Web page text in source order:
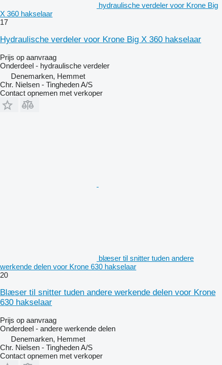
hydraulische verdeler voor Krone Big
X 360 hakselaar
17
Hydraulische verdeler voor Krone Big X 360 hakselaar
Prijs op aanvraag
Onderdeel - hydraulische verdeler
Denemarken, Hemmet
Chr. Nielsen - Tingheden A/S
Contact opnemen met verkoper
blæser til snitter tuden andere
werkende delen voor Krone 630 hakselaar
20
Blæser til snitter tuden andere werkende delen voor Krone
630 hakselaar
Prijs op aanvraag
Onderdeel - andere werkende delen
Denemarken, Hemmet
Chr. Nielsen - Tingheden A/S
Contact opnemen met verkoper